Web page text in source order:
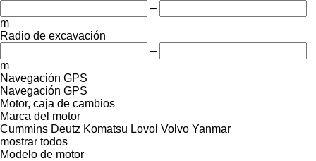
–
m
Radio de excavación
–
m
Navegación GPS
Navegación GPS
Motor, caja de cambios
Marca del motor
Cummins Deutz Komatsu Lovol Volvo Yanmar
mostrar todos
Modelo de motor